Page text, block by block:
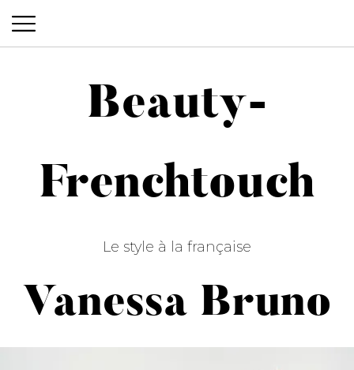
Beauty-Frenchtouch
Beauty-
Frenchtouch
Le style à la française
Vanessa Bruno